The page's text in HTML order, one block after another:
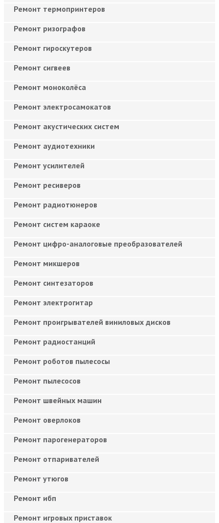
Ремонт термопринтеров
Ремонт ризографов
Ремонт гироскутеров
Ремонт сигвеев
Ремонт моноколёса
Ремонт электросамокатов
Ремонт акустических систем
Ремонт аудиотехники
Ремонт усилителей
Ремонт ресиверов
Ремонт радиотюнеров
Ремонт систем караоке
Ремонт цифро-аналоговые преобразователей
Ремонт микшеров
Ремонт синтезаторов
Ремонт электрогитар
Ремонт проигрывателей виниловых дисков
Ремонт радиостанций
Ремонт роботов пылесосы
Ремонт пылесосов
Ремонт швейных машин
Ремонт оверлоков
Ремонт парогенераторов
Ремонт отпаривателей
Ремонт утюгов
Ремонт ибп
Ремонт игровых приставок